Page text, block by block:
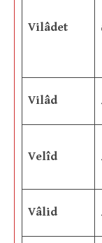
Vilâdet
Vilâd
Velîd
Vâlid